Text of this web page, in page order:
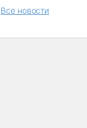
Все новости